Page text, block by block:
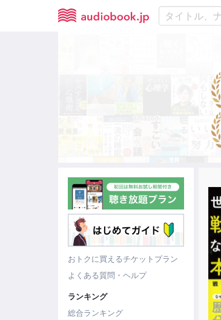
おトクに買えるチケットプラン
よくある質問・ヘルプ
ランキング
総合ランキング